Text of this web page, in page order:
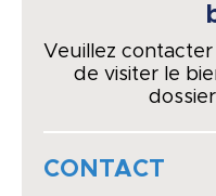
Veuillez
de visiter le
CONTACT